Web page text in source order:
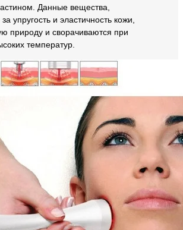
Данные вещества,
упругость и эластичность кожи,
природу и сворачиваются при
температур.